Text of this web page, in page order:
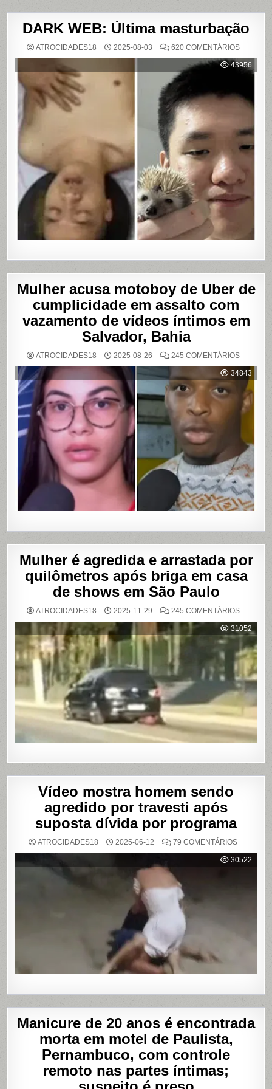
DARK WEB: Última masturbação
ATROCIDADES18 2025-08-03 620 COMENTÁRIOSEM
WEB:
ÚLTIMA
43956
Mulher acusa motoboy de Uber de
cumplicidade em assalto com
vazamento de vídeos íntimos em
Salvador, Bahia
ATROCIDADES18 2025-08-26 245 COMENTÁRIOSEM
ACUSA
DE
UBER
DE
EM
DE
VÍDEOS
ÍNTIMOS
EM
BAHIA
34843
Mulher é agredida e arrastada por
quilômetros após briga em casa
de shows em São Paulo
ATROCIDADES18 2025-11-29 245 COMENTÁRIOSEM
É
E
POR
APÓS
BRIGA
EM
CASA
SHOWS
SÃO
PAULO
31052
Vídeo mostra homem sendo
agredido por travesti após
suposta dívida por programa
ATROCIDADES18 2025-06-12 79 COMENTÁRIOSEM
MOSTRA
HOMEM
30522
Manicure de 20 anos é encontrada
morta em motel de Paulista,
Pernambuco, com controle
remoto nas partes íntimas;